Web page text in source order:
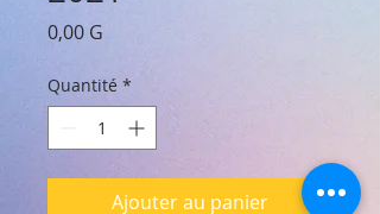
0,00 G
Quantité *
Ajouter au panier